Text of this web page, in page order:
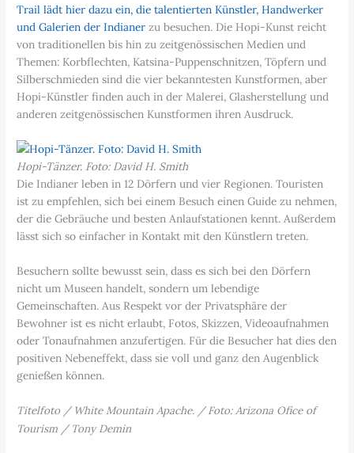
Trail lädt hier dazu ein, die talentierten Künstler, Handwerker
und Galerien der Indianer zu besuchen. Die Hopi-Kunst reicht
von traditionellen bis hin zu zeitgenössischen Medien und
Themen: Korbflechten, Katsina-Puppenschnitzen, Töpfern und
Silberschmieden sind die vier bekanntesten Kunstformen, aber
Hopi-Künstler finden auch in der Malerei, Glasherstellung und
anderen zeitgenössischen Kunstformen ihren Ausdruck.
Hopi-Tänzer. Foto: David H. Smith
Die Indianer leben in 12 Dörfern und vier Regionen. Touristen
ist zu empfehlen, sich bei einem Besuch einen Guide zu nehmen,
der die Gebräuche und besten Anlaufstationen kennt. Außerdem
lässt sich so einfacher in Kontakt mit den Künstlern treten.
Besuchern sollte bewusst sein, dass es sich bei den Dörfern
nicht um Museen handelt, sondern um lebendige
Gemeinschaften. Aus Respekt vor der Privatsphäre der
Bewohner ist es nicht erlaubt, Fotos, Skizzen, Videoaufnahmen
oder Tonaufnahmen anzufertigen. Für die Besucher hat dies den
positiven Nebeneffekt, dass sie voll und ganz den Augenblick
genießen können.
Titelfoto / White Mountain Apache. / Foto: Arizona Ofice of
Tourism / Tony Demin